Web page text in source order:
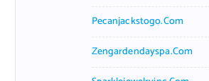
Pecanjackstogo.com
Zengardendayspa.com